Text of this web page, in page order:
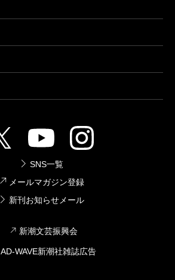
SNS一覧
メールマガジン登録
新刊お知らせメール
新潮文芸振興会
AD-WAVE新潮社雑誌広告